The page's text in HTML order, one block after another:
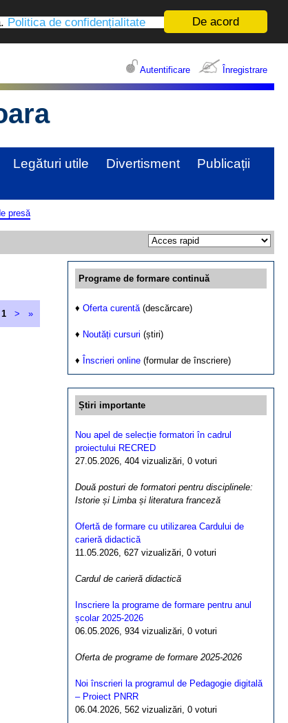
De acord
Politica de confidențialitate
Autentificare Înregistrare
Legături utile Divertisment
Publicații
presă
Programe de formare continuă
♦ Oferta curentă(descărcare)
♦ Noutăți cursuri (știri)
♦ Înscrieri online (formular de înscriere)
Știri importante
Nou apel de selecție formatori în cadrul
proiectului RECRED
27.05.2026, 404 vizualizări, 0 voturi
Două posturi de formatori pentru disciplinele:
Istorie și Limba și literatura franceză
Ofertă de formare cu utilizarea Cardului de
carieră didactică
11.05.2026, 627 vizualizări, 0 voturi
Cardul de carieră didactică
Inscriere la programe de formare pentru anul
școlar 2025-2026
06.05.2026, 934 vizualizări, 0 voturi
Oferta de programe de formare 2025-2026
Noi înscrieri la programul de Pedagogie digitală
– Proiect PNRR
06.04.2026, 562 vizualizări, 0 voturi
> »